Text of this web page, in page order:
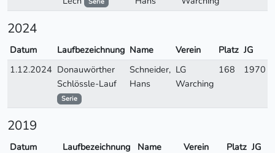
2024
Datum Laufbezeichnung Name Verein Platz JG
1.12.2024 Donauwörther
Schlössle-Lauf
Serie
Schneider,
Hans
LG
Warching
168 1970
2019
Datum Laufbezeichnung Name Verein Platz JG